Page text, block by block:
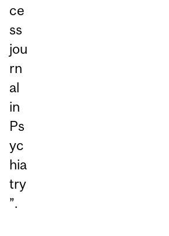
ce
ss
jou
rn
al
in
Ps
yc
hia
try
”.